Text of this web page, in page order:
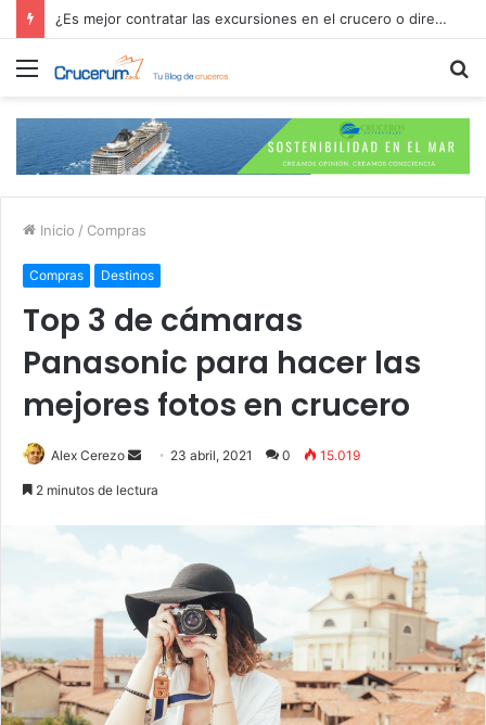
¿Es mejor contratar las excursiones en el crucero o directamente en el puerto?
Menú
Inicio / Compras
Compras Destinos
Top 3 de cámaras
Panasonic para hacer las
mejores fotos en crucero
Alex Cerezo
Send 23 abril, 2021 0 15.019
2 minutos de lectura